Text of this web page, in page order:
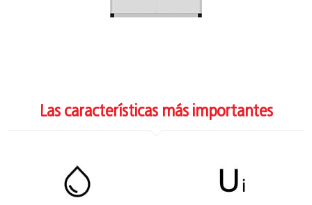
Las características más importantes